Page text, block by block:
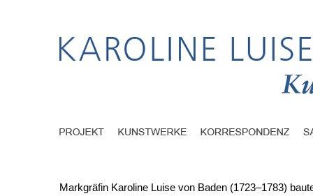
Markgräfin Karoline Luise von Baden (1723–1783)